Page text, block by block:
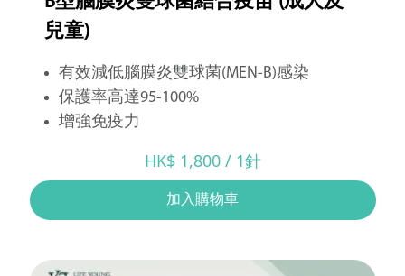
兒童)
有效減低腦膜炎雙球菌(MEN-B)感染
保護率高達95-100%
增強免疫力
HK$ 1,800 / 1針
加入購物車